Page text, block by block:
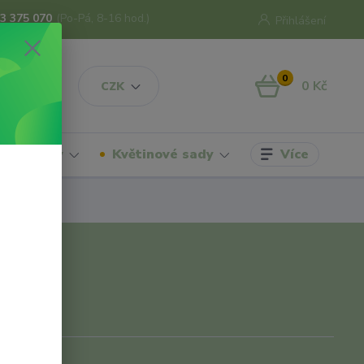
CZK
Přihlášení
375 070 (Po-Pá, 8-16 hod.)
0 0 Kč
Květinové sady Více